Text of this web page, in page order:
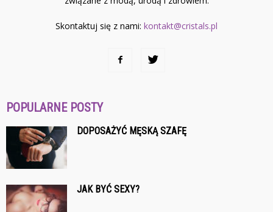
Skontaktuj się z nami: kontakt@cristals.pl
POPULARNE POSTY
DOPOSAŻYĆ MĘSKĄ SZAFĘ
JAK BYĆ SEXY?